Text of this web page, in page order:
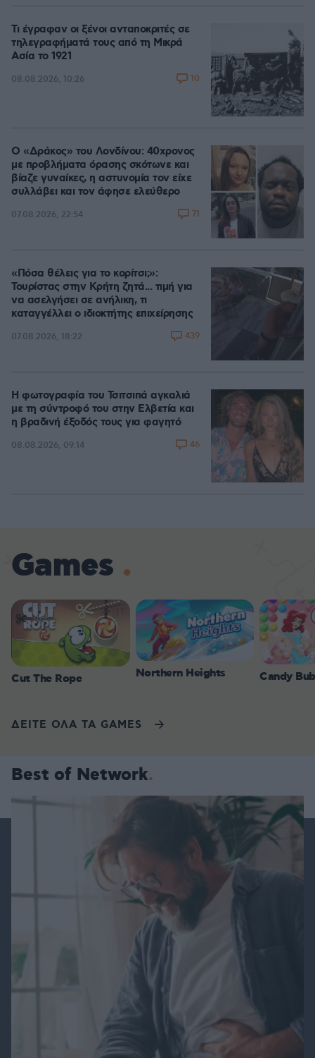
Τι έγραφαν οι ξένοι ανταποκριτές σε
τηλεγραφήματά τους από τη Μικρά
Ασία το 1921
08.08.2026, 10:26 10
Ο «Δράκος» του Λονδίνου: 40χρονος
με προβλήματα όρασης σκότωνε και
βίαζε γυναίκες, η αστυνομία τον είχε
συλλάβει και τον άφησε ελεύθερο
07.08.2026, 22:54 71
«Πόσα θέλεις για το κορίτσι;»:
Τουρίστας στην Κρήτη ζητά... τιμή για
να ασελγήσει σε ανήλικη, τι
καταγγέλλει ο ιδιοκτήτης επιχείρησης
07.08.2026, 18:22 439
Η φωτογραφία του Τσιτσιπά αγκαλιά
με τη σύντροφό του στην Ελβετία και
η βραδινή έξοδός τους για φαγητό
08.08.2026, 09:14 46
Games
Cut The Rope Northern Heights Candy
ΔΕΙΤΕ ΟΛΑ ΤΑ GAMES
Best of Network